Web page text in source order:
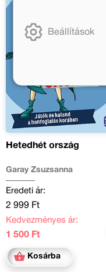
Hetedhét ország
Garay Zsuzsanna
Eredeti ár:
2 999 Ft
Kedvezményes ár:
1 500 Ft
Kosárba
Beállítások